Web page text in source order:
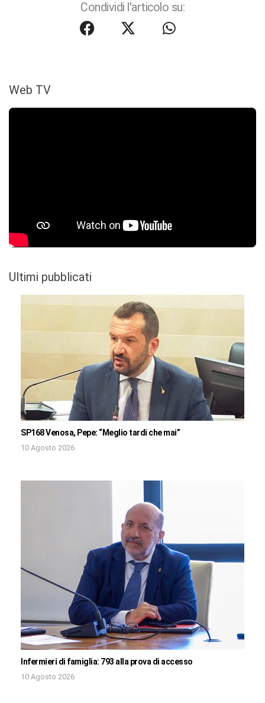
Condividi l'articolo su:
Web TV
Ultimi pubblicati
SP168 Venosa, Pepe: “Meglio tardi che mai”
10 Agosto 2026
Infermieri di famiglia: 793 alla prova di accesso
10 Agosto 2026